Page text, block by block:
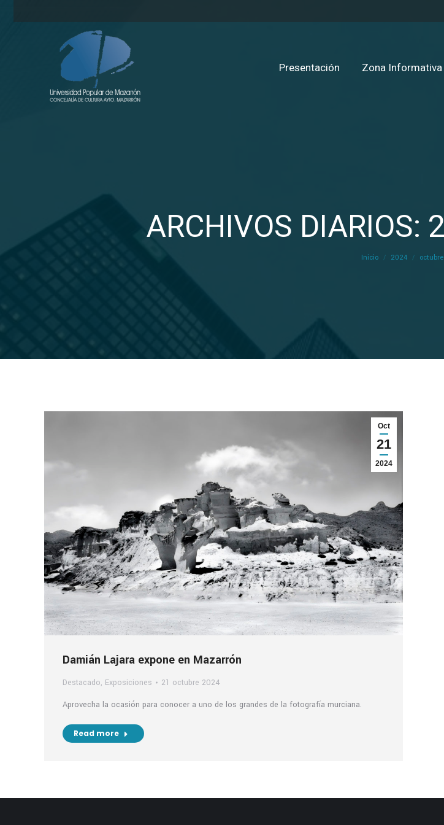
Presentación Zona Informativa
ARCHIVOS DIARIOS:
Estás aquí:
Inicio 2024 octubre
Oct
21
2024
Damián Lajara expone en Mazarrón
Destacado, Exposiciones
21 octubre 2024
Aprovecha la ocasión para conocer a uno de los grandes de la fotografía murciana.
Read more